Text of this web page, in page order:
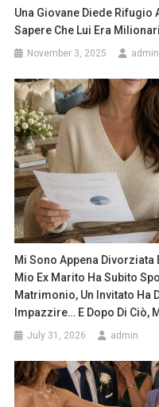
Una Giovane Diede Rifugio
Sapere Che Lui Era
November 3, 2025 admin
Mi Sono Appena Divorziata
Mio Ex Marito Ha Subito
Matrimonio, Un Invitato Ha
Impazzire… E Dopo Di Ciò,
July 31, 2026 admin